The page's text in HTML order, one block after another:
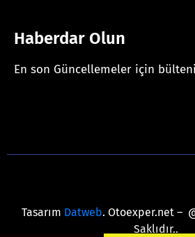
Haberdar Olun
En son Güncellemeler için
Tasarım Datweb. Otoexper.net –
Saklıdır..